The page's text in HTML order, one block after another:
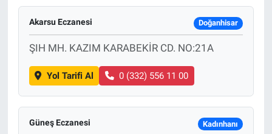
Akarsu Eczanesi Doğanhisar
ŞIH MH. KAZIM KARABEKİR CD. NO:21A
Yol Tarifi Al 0 (332) 556 11 00
Güneş Eczanesi Kadınhanı